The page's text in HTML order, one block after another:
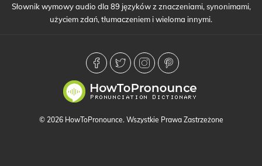
Słownik wymowy audio dla 89 języków z znaczeniami, synonimami,
użyciem zdań, tłumaczeniem i wieloma innymi.
© 2026 HowToPronounce. Wszystkie Prawa Zastrzeżone